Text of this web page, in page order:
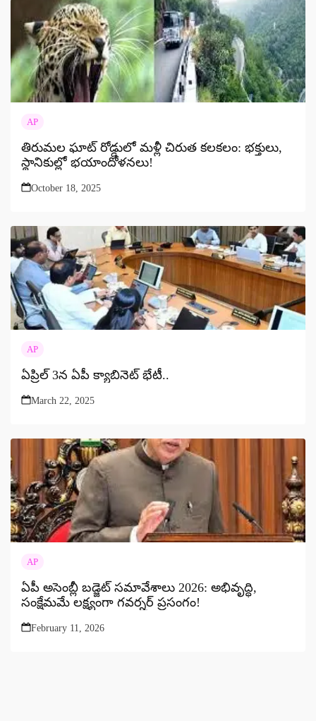
AP
తిరుమల ఘాట్ రోడ్డులో మళ్లీ చిరుత కలకలం: భక్తులు,
స్థానికుల్లో భయాందోళనలు!
October 18, 2025
AP
ఏప్రిల్ 3న ఏపీ క్యాబినెట్ భేటీ..
March 22, 2025
AP
ఏపీ అసెంబ్లీ బడ్జెట్ సమావేశాలు 2026: అభివృద్ధి,
సంక్షేమమే లక్ష్యంగా గవర్నర్ ప్రసంగం!
February 11, 2026